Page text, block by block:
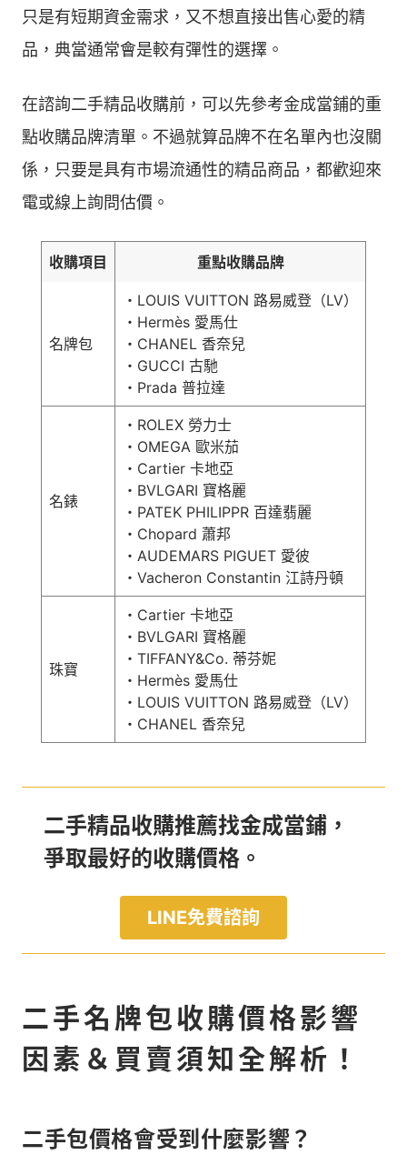
只是有短期資金需求，又不想直接出售心愛的精
品，典當通常會是較有彈性的選擇。
在諮詢二手精品收購前，可以先參考金成當鋪的重
點收購品牌清單。不過就算品牌不在名單內也沒關
係，只要是具有市場流通性的精品商品，都歡迎來
電或線上詢問估價。
收購項目 重點收購品牌
名牌包
・LOUIS VUITTON 路易威登（LV）
・Hermès 愛馬仕
・CHANEL 香奈兒
・GUCCI 古馳
・Prada 普拉達
名錶
・ROLEX 勞力士
・OMEGA 歐米茄
・Cartier 卡地亞
・BVLGARI 寶格麗
・PATEK PHILIPPR 百達翡麗
・Chopard 蕭邦
・AUDEMARS PIGUET 愛彼
・Vacheron Constantin 江詩丹頓
珠寶
・Cartier 卡地亞
・BVLGARI 寶格麗
・TIFFANY&Co. 蒂芬妮
・Hermès 愛馬仕
・LOUIS VUITTON 路易威登（LV）
・CHANEL 香奈兒
二手精品收購推薦找金成當鋪，
爭取最好的收購價格。
LINE免費諮詢
二手名牌包收購價格影響
因素＆買賣須知全解析！
二手包價格會受到什麼影響？